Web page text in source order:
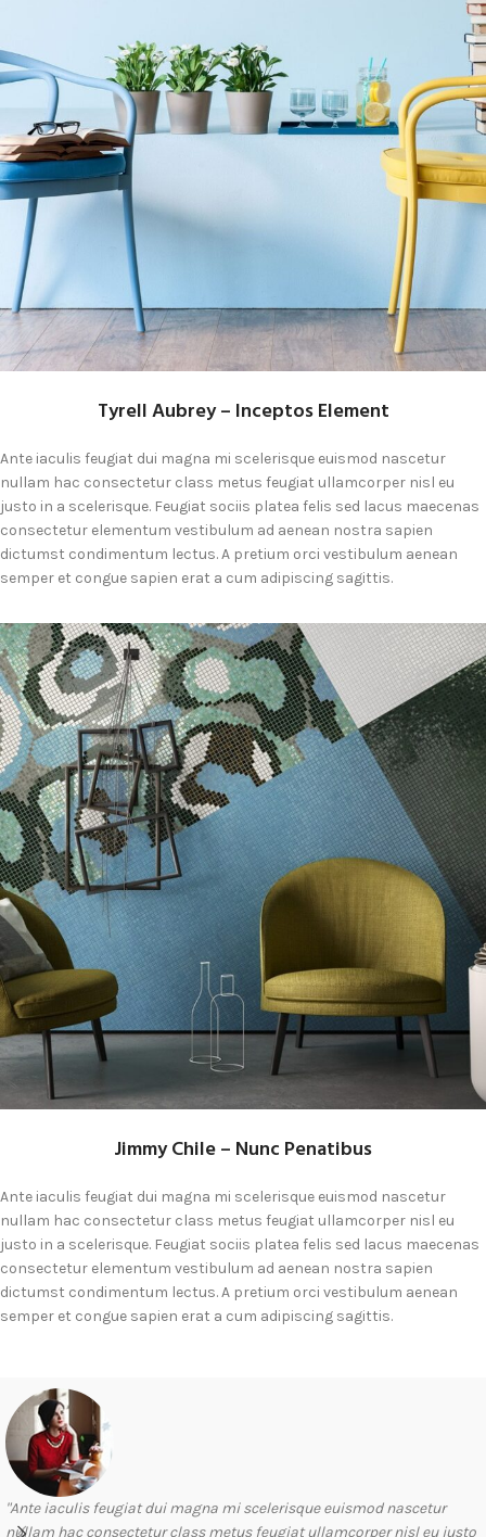
Tyrell Aubrey – Inceptos Element
Ante iaculis feugiat dui magna mi scelerisque euismod nascetur
nullam hac consectetur class metus feugiat ullamcorper nisl eu
justo in a scelerisque. Feugiat sociis platea felis sed lacus maecenas
consectetur elementum vestibulum ad aenean nostra sapien
dictumst condimentum lectus. A pretium orci vestibulum aenean
semper et congue sapien erat a cum adipiscing sagittis.
Jimmy Chile – Nunc Penatibus
Ante iaculis feugiat dui magna mi scelerisque euismod nascetur
nullam hac consectetur class metus feugiat ullamcorper nisl eu
justo in a scelerisque. Feugiat sociis platea felis sed lacus maecenas
consectetur elementum vestibulum ad aenean nostra sapien
dictumst condimentum lectus. A pretium orci vestibulum aenean
semper et congue sapien erat a cum adipiscing sagittis.
"Ante iaculis feugiat dui magna mi scelerisque euismod nascetur
nullam hac consectetur class metus feugiat ullamcorper nisl eu justo